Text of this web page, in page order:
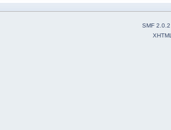
SMF 2.0.2